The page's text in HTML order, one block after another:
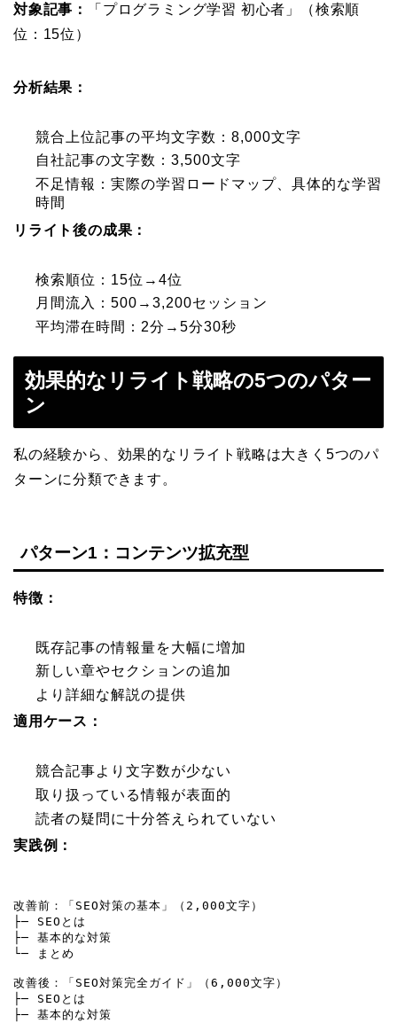
対象記事：
「プログラミング学習 初心者」（検索順
位：15位）
分析結果：
競合上位記事の平均文字数：8,000文字
自社記事の文字数：3,500文字
不足情報：実際の学習ロードマップ、具体的な学習
時間
リライト後の成果：
検索順位：15位→4位
月間流入：500→3,200セッション
平均滞在時間：2分→5分30秒
効果的なリライト戦略の5つのパター
ン
私の経験から、効果的なリライト戦略は大きく5つのパ
ターンに分類できます。
パターン1：コンテンツ拡充型
特徴：
既存記事の情報量を大幅に増加
新しい章やセクションの追加
より詳細な解説の提供
適用ケース：
競合記事より文字数が少ない
取り扱っている情報が表面的
読者の疑問に十分答えられていない
実践例：
改善前：「SEO対策の基本」（2,000文字）
├─ SEOとは
├─ 基本的な対策
└─ まとめ
改善後：「SEO対策完全ガイド」（6,000文字）
├─ SEOとは
├─ 基本的な対策